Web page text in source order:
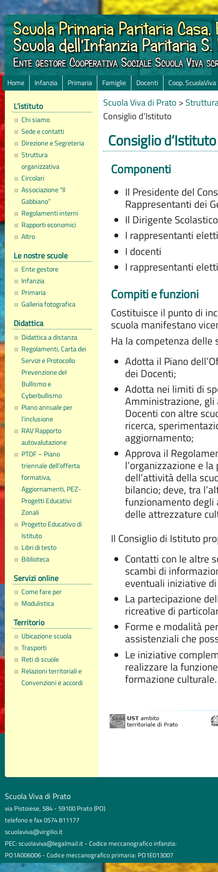
Home Infanzia Primaria Famiglie Docenti Coop. ScuolaViva
L’istituto
Chi siamo
Sede e contatti
Direzione e Segreteria
Struttura
organizzativa
Circolari
Associazione “Il
Gabbiano”
Regolamenti interni
Rapporti economici
Altro
Le nostre scuole
Ente gestore
Infanzia
Primaria
Galleria fotografica
Didattica
Didattica a distanza
Regolamenti, Carta dei
Servizi e Protocollo
Prevenzione del
Bullismo e
Cyberbullismo
Piano annuale per
l’inclusione
RAV Rapporto
autovalutazione
PTOF – Piano
triennale dell’offerta
formativa,
Aggiornamenti, PEZ-
Progetti Educativi
Zonali
Progetto Educativo di
Istituto
Libri di testo
Biblioteca
Servizi online
Come fare per
Modulistica
Territorio
Ubicazione scuola
Trasporti
Reti di scuole
Relazioni territoriali e
Convenzioni e accordi
Scuola Viva di Prato >
Consiglio d’Istituto
Consiglio d’Istituto
Componenti
Il Presidente del
Rappresentanti dei
Il Dirigente Scolastico
I rappresentanti
I docenti
I rappresentanti
Compiti e funzioni
Costituisce il punto di
scuola manifestano
Ha la competenza
Adotta il Piano
dei Docenti;
Adotta nei limiti di
Amministrazione, gli
Docenti con altre
ricerca,
aggiornamento;
Approva il
l’organizzazione e
dell’attività della
bilancio; deve, tra
funzionamento degli
delle attrezzature
Il Consiglio di Istituto
Contatti con le altre
scambi di
eventuali iniziative
La partecipazione
ricreative di
Forme e modalità
assistenziali che
Le iniziative
realizzare la
formazione culturale.
Scuola Viva di Prato
via Pistoiese, 584 - 59100 Prato (PO)
telefono e fax 0574 811177
scuolaviva@virgilio.it
PEC: scuolaviva@legalmail.it - Codice meccanografico infanzia:
PO1A006006 - Codice meccanografico primaria: PO1E013007